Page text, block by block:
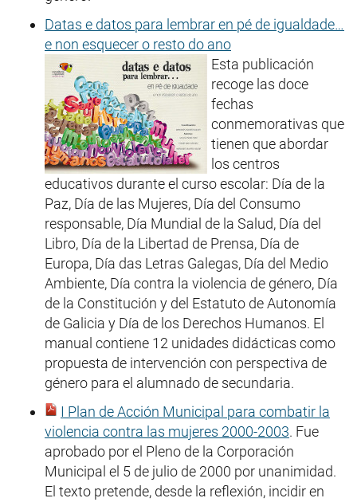
Datas e datos para lembrar en pé de igualdade…
e non esquecer o resto do ano
Esta publicación
recoge las doce
fechas
conmemorativas que
tienen que abordar
los centros
educativos durante el curso escolar: Día de la
Paz, Día de las Mujeres, Día del Consumo
responsable, Día Mundial de la Salud, Día del
Libro, Día de la Libertad de Prensa, Día de
Europa, Día das Letras Galegas, Día del Medio
Ambiente, Día contra la violencia de género, Día
de la Constitución y del Estatuto de Autonomía
de Galicia y Día de los Derechos Humanos. El
manual contiene 12 unidades didácticas como
propuesta de intervención con perspectiva de
género para el alumnado de secundaria.
I Plan de Acción Municipal para combatir la
violencia contra las mujeres 2000-2003. Fue
aprobado por el Pleno de la Corporación
Municipal el 5 de julio de 2000 por unanimidad.
El texto pretende, desde la reflexión, incidir en